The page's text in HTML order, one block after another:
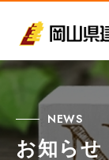
NEWS
お知らせ